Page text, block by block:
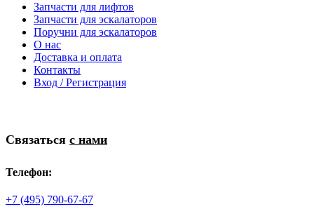
Запчасти для лифтов
Запчасти для эскалаторов
Поручни для эскалаторов
О нас
Доставка и оплата
Контакты
Вход / Регистрация
Связаться с нами
Телефон:
+7 (495) 790-67-67